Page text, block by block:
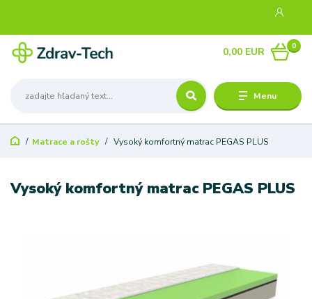
Menu
0
0,00 EUR
Matrace a rošty Vysoký komfortný matrac PEGAS PLUS
Vysoký komfortný matrac PEGAS PLUS